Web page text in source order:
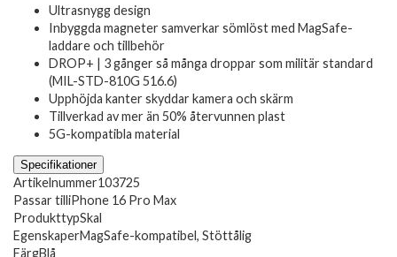
Ultrasnygg design
Inbyggda magneter samverkar sömlöst med MagSafe-
laddare och tillbehör
DROP+ | 3 gånger så många droppar som militär standard
(MIL-STD-810G 516.6)
Upphöjda kanter skyddar kamera och skärm
Tillverkad av mer än 50% återvunnen plast
5G-kompatibla material
Specifikationer
Artikelnummer103725
Passar tilliPhone 16 Pro Max
ProdukttypSkal
EgenskaperMagSafe-kompatibel, Stöttålig
FärgBlå